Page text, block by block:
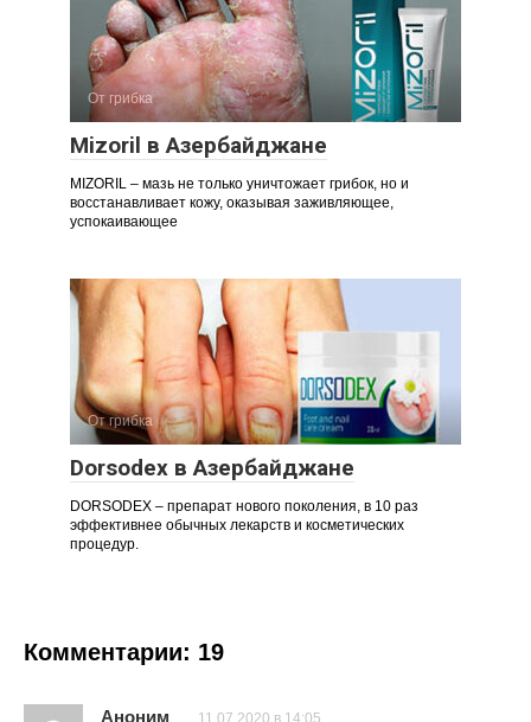
От грибка
Mizoril в Азербайджане
MIZORIL – мазь не только уничтожает грибок, но и
восстанавливает кожу, оказывая заживляющее,
успокаивающее
От грибка
Dorsodex в Азербайджане
DORSODEX – препарат нового поколения, в 10 раз
эффективнее обычных лекарств и косметических
процедур.
Комментарии: 19
Аноним 11.07.2020 в 14:05